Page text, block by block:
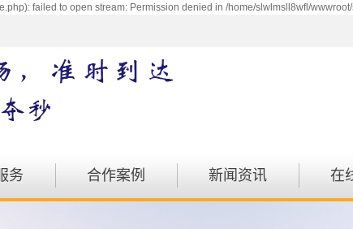
failed to open stream: Permission denied in /home/slwlmsll8wfl/
务 合作案例 新闻资讯 在